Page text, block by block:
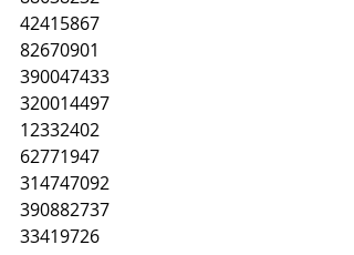
42415867
82670901
390047433
320014497
12332402
62771947
314747092
390882737
33419726